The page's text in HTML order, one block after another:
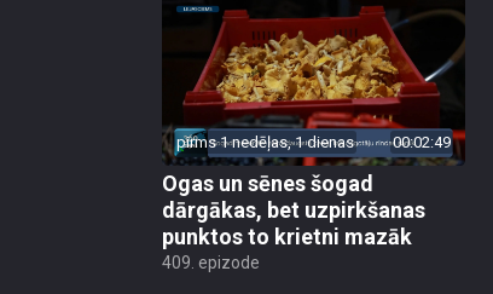
pirms 1 nedēļas, 1 dienas 00:02:49
Ogas un sēnes šogad
dārgākas, bet uzpirkšanas
punktos to krietni mazāk
409. epizode